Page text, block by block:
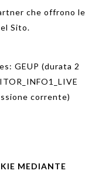
che offrono le
Sito.
GEUP (durata 2
corrente)
MEDIANTE